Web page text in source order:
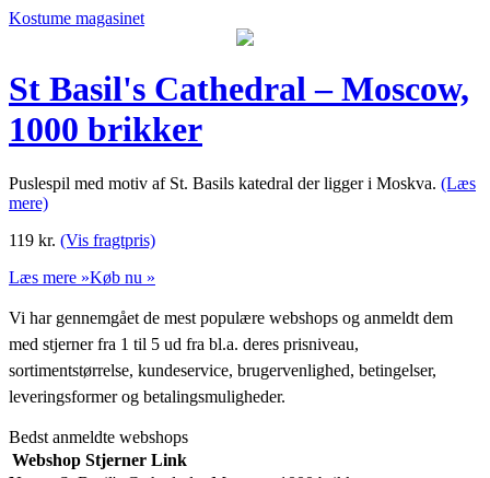
Kostume magasinet
St Basil's Cathedral – Moscow,
1000 brikker
Puslespil med motiv af St. Basils katedral der ligger i Moskva. (Læs
mere)
119 kr. (Vis fragtpris)
Læs mere »Køb nu »
Vi har gennemgået de mest populære webshops og anmeldt dem
med stjerner fra 1 til 5 ud fra bl.a. deres prisniveau,
sortimentstørrelse, kundeservice, brugervenlighed, betingelser,
leveringsformer og betalingsmuligheder.
Bedst anmeldte webshops
Webshop Stjerner Link